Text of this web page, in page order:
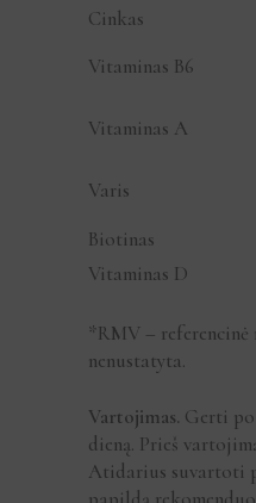
Cinkas
Vitaminas B6
Vitaminas A
Varis
Biotinas
Vitaminas D
*RMV –
nenustatyta.
Vartojimas. Gerti
dieną. Prieš
Atidarius suvartoti